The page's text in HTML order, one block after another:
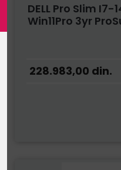
DELL Pro Slim I7-
Win11Pro 3yr
228.983,00 din.